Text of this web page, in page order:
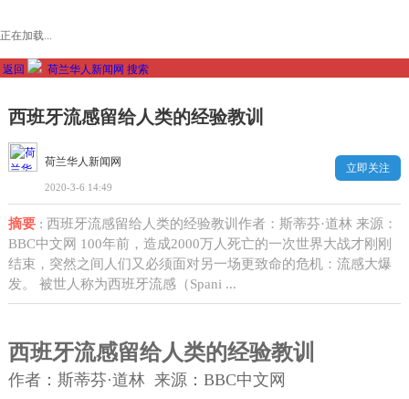
正在加载...
返回 荷兰华人新闻网 搜索
西班牙流感留给人类的经验教训
荷兰华人新闻网
2020-3-6 14:49
立即关注
摘要: 西班牙流感留给人类的经验教训作者：斯蒂芬·道林 来源：
BBC中文网 100年前，造成2000万人死亡的一次世界大战才刚刚
结束，突然之间人们又必须面对另一场更致命的危机：流感大爆
发。 被世人称为西班牙流感（Spani ...
西班牙流感留给人类的经验教训
作者：斯蒂芬·道林 来源：BBC中文网